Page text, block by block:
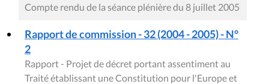
Compte rendu de la séance plénière du 8 juillet 2005
Rapport de commission - 32 (2004 - 2005) - N°
2
Rapport - Projet de décret portant assentiment au
Traité établissant une Constitution pour l'Europe et